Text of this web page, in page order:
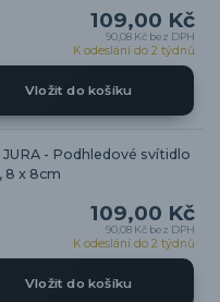
109,00 Kč
90,08 Kč bez DPH
K odeslání do 2 týdnů
Vložit do košíku
- Podhledové svítidlo
8 x 8cm
109,00 Kč
90,08 Kč bez DPH
K odeslání do 2 týdnů
Vložit do košíku